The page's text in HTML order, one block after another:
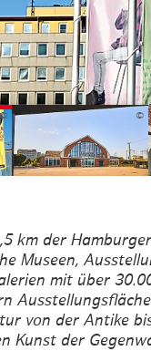
© ©
km der
Museen,
mit über
von der Antike
Kunst der